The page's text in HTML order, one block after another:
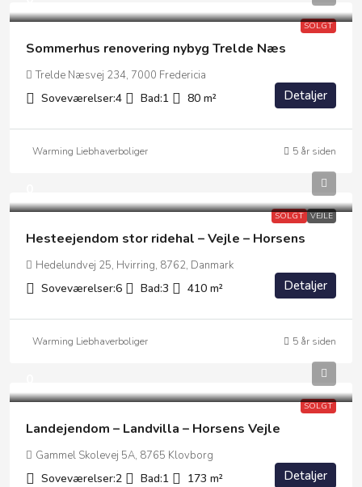
SOLGT
Sommerhus renovering nybyg Trelde Næs
Trelde Næsvej 234, 7000 Fredericia
Soveværelser:4 Bad:1 80 m² Detaljer
Warming Liebhaverboliger 5 år siden
SOLGT VEJLE
Hesteejendom stor ridehal – Vejle – Horsens
Hedelundvej 25, Hvirring, 8762, Danmark
Soveværelser:6 Bad:3 410 m² Detaljer
Warming Liebhaverboliger 5 år siden
SOLGT
Landejendom – Landvilla – Horsens Vejle
Gammel Skolevej 5A, 8765 Klovborg
Soveværelser:2 Bad:1 173 m² Detaljer